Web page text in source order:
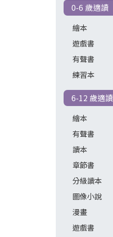
0-6 歲適讀
繪本
遊戲書
有聲書
練習本
6-12 歲適讀
繪本
有聲書
讀本
章節書
分級讀本
圖像小說
漫畫
遊戲書